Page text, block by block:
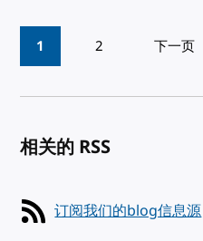
Pagination
1 2 下一页
相关的 RSS
订阅我们的blog信息源